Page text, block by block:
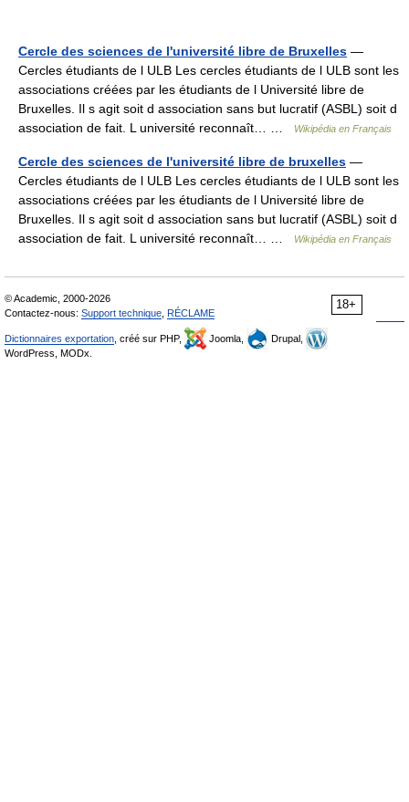
Cercle des sciences de l'université libre de Bruxelles —
Cercles étudiants de l ULB Les cercles étudiants de l ULB sont les
associations créées par les étudiants de l Université libre de
Bruxelles. Il s agit soit d association sans but lucratif (ASBL) soit d
association de fait. L université reconnaît… …
Wikipédia en Français
Cercle des sciences de l'université libre de bruxelles —
Cercles étudiants de l ULB Les cercles étudiants de l ULB sont les
associations créées par les étudiants de l Université libre de
Bruxelles. Il s agit soit d association sans but lucratif (ASBL) soit d
association de fait. L université reconnaît… …
Wikipédia en Français
18+
© Academic, 2000-2026
Contactez-nous: Support technique RÉCLAME
Dictionnaires exportation , créé sur PHP, Joomla,
Drupal,
WordPress, MODx.